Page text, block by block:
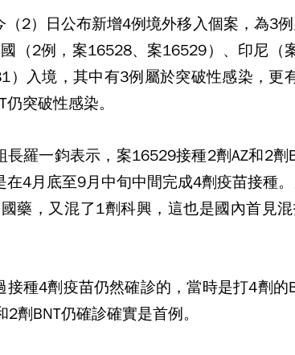
2）日公布新增4例境外移入個案，為3
（2例，案16528、案16529）、印尼（
）入境，其中有3例屬於突破性感染，更
突破性感染。
羅一鈞表示，案16529接種2劑AZ和2劑
在4月底至9月中旬中間完成4劑疫苗接種
藥，又混了1劑科興，這也是國內首見
種4劑疫苗仍然確診的，當時是打4劑的
劑BNT仍確診確實是首例。